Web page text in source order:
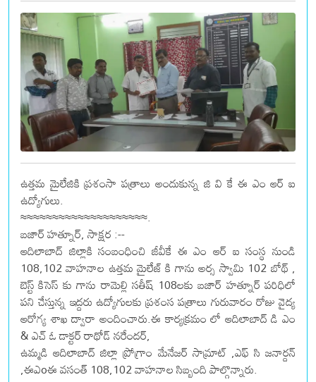
ఉత్తమ మైలేజికి ప్రశంసా పత్రాలు అందుకున్న జి వి కే ఈ ఎం ఆర్ ఐ
ఉద్యోగులు.
≈≈≈≈≈≈≈≈≈≈≈≈≈≈≈≈≈≈≈≈.
బజార్ హత్నూర్, సాక్షర :--
ఆదిలాబాద్ జిల్లాకి సంబంధించి జీవీకే ఈ ఎం ఆర్ ఐ సంస్థ నుండి
108,102 వాహనాల ఉత్తమ మైలేజ్ కి గాను అర్స స్వామి 102 బోథ్ ,
బెస్ట్ కిసెస్ కు గాను రామెల్లి సతీష్ 108లకు బజార్ హత్నూర్ పరిధిలో
పని చేస్తున్న ఇద్దరు ఉద్యోగులకు ప్రశంస పత్రాలు గురువారం రోజు వైద్య
ఆరోగ్య శాఖ ద్వారా అందించారు.ఈ కార్యక్రమం లో ఆదిలాబాద్ డి ఎం
& ఎచ్ ఓ డాక్టర్ రాథోడ్ నరేందర్,
ఉమ్మడి ఆదిలాబాద్ జిల్లా ప్రోగ్రాం మేనేజర్ సామ్రాట్ ,ఎఫ్ సి జనార్దన్
,ఈఎoఈ వసంత్ 108,102 వాహనాల సిబ్బంది పాల్గొన్నారు.